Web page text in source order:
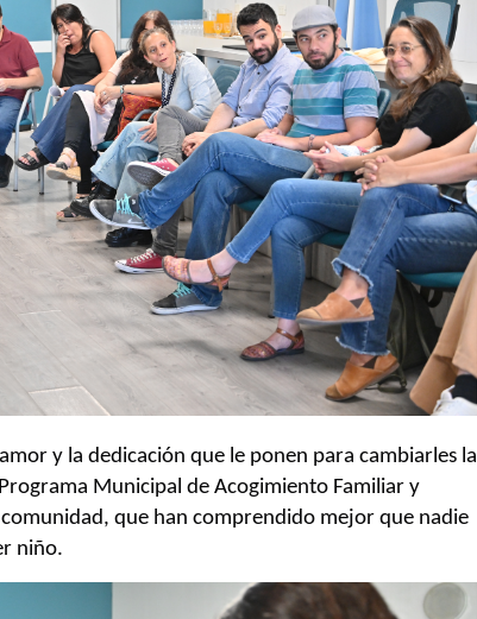
y la dedicación que le ponen para cambiarles la
Municipal de Acogimiento Familiar y
que han comprendido mejor que nadie
niño.